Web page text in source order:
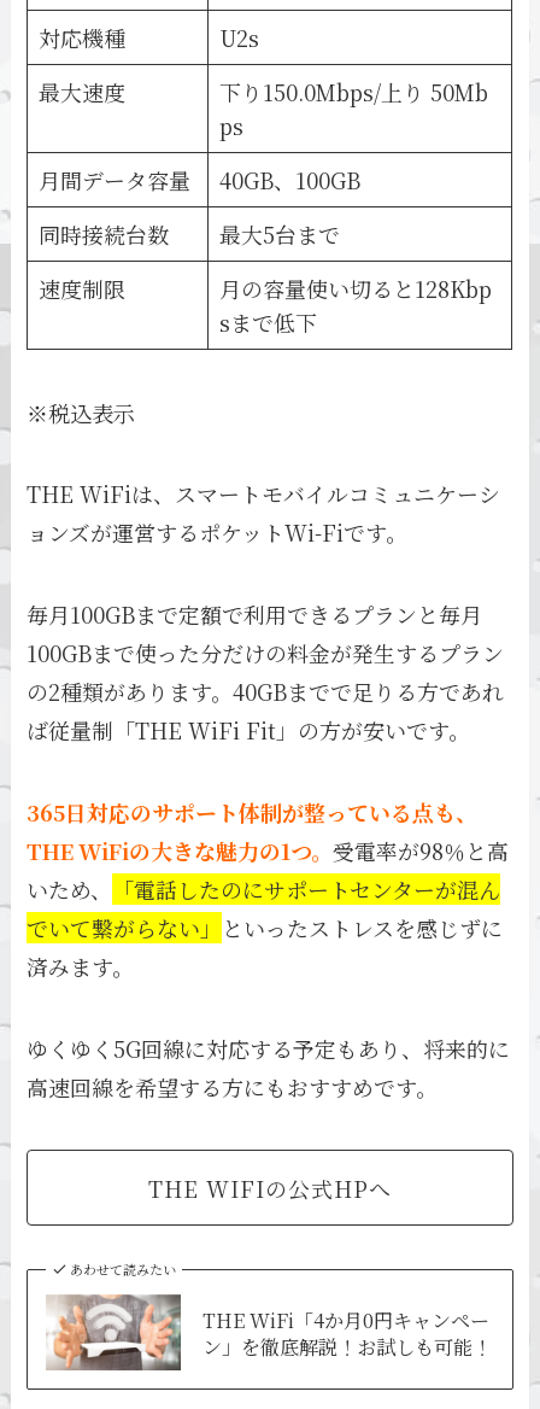
対応機種
U2s
最大速度
下り150.0Mbps/上り 50Mb
ps
月間データ容量
40GB、100GB
同時接続台数
最大5台まで
速度制限
月の容量使い切ると128Kbp
sまで低下
※税込表示
THE WiFiは、スマートモバイルコミュニケーシ
ョンズが運営するポケットWi-Fiです。
毎月100GBまで定額で利用できるプランと毎月
100GBまで使った分だけの料金が発生するプラン
の2種類があります。40GBまでで足りる方であれ
ば従量制「THE WiFi Fit」の方が安いです。
365日対応のサポート体制が整っている点も、
THE WiFiの大きな魅力の1つ。受電率が98％と高
いため、
「電話したのにサポートセンターが混ん
でいて繋がらない」
といったストレスを感じずに
済みます。
ゆくゆく5G回線に対応する予定もあり、将来的に
高速回線を希望する方にもおすすめです。
THE WIFIの公式HPへ
あわせて読みたい
THE WiFi「4か月0円キャンペー
ン」を徹底解説！お試しも可能！